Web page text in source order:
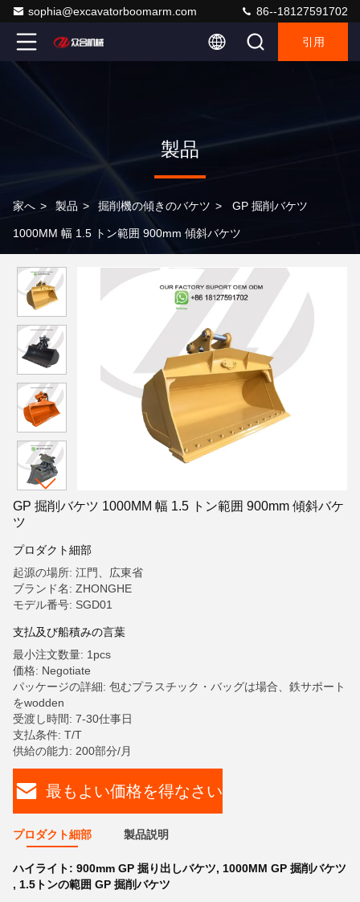
sophia@excavatorboomarm.com 86--18127591702
引用
製品
家へ > 製品 > 掘削機の傾きのバケツ > GP 掘削バケツ
1000MM 幅 1.5 トン範囲 900mm 傾斜バケツ
GP 掘削バケツ 1000MM 幅 1.5 トン範囲 900mm 傾斜バケ
ツ
プロダクト細部
起源の場所: 江門、広東省
ブランド名: ZHONGHE
モデル番号: SGD01
支払及び船積みの言葉
最小注文数量: 1pcs
価格: Negotiate
パッケージの詳細: 包むプラスチック・バッグは場合、鉄サポート
をwodden
受渡し時間: 7-30仕事日
支払条件: T/T
供給の能力: 200部分/月
最もよい価格を得なさい
プロダクト細部 製品説明
ハイライト: 900mm GP 掘り出しバケツ, 1000MM GP 掘削バケツ
, 1.5トンの範囲 GP 掘削バケツ